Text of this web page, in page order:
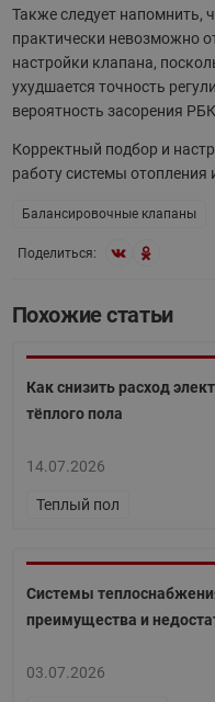
Также следует напомнить,
практически невозможно
настройки клапана,
ухудшается точность
вероятность засорения
Корректный подбор и
работу системы отопления
Балансировочные клапаны
Поделиться:
Похожие статьи
Как снизить расход
тёплого пола
14.07.2026
Теплый пол
Системы
преимущества и
03.07.2026